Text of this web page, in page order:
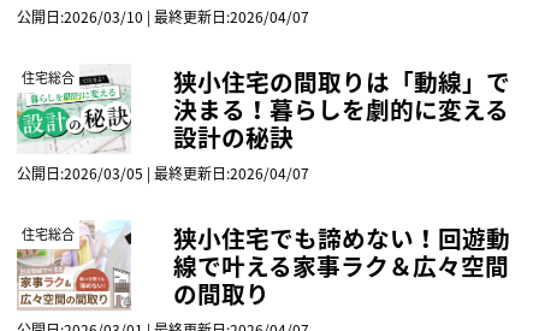
公開日:2026/03/10 | 最終更新日:2026/04/07
住宅総合 狭小住宅の間取りは「動線」で
決まる！暮らしを劇的に変える
設計の秘訣
公開日:2026/03/05 | 最終更新日:2026/04/07
住宅総合 狭小住宅でも諦めない！回遊動
線で叶える家事ラク＆広々空間
の間取り